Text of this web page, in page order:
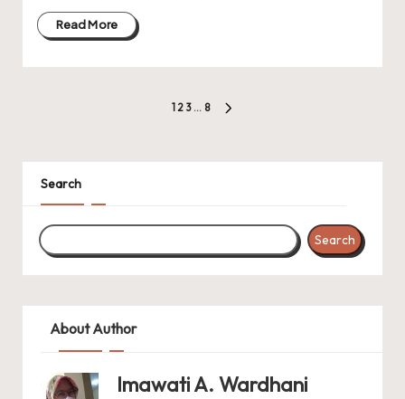
Read More
1 2 3 … 8
Search
Search
About Author
Imawati A. Wardhani